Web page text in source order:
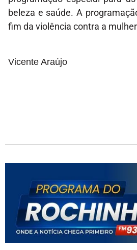
beleza e saúde. A
fim da violência contra a
Vicente Araújo